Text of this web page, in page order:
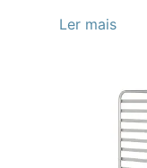
Ler mais